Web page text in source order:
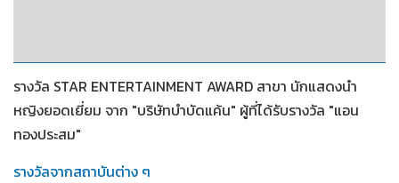
2552
รางวัล STAR ENTERTAINMENT AWARD สาขา นักแสดงนำ
หญิงยอดเยี่ยม จาก "บริษัทบำบัดแค้น" ผู้ที่ได้รับรางวัล "แอน
ทองประสม"
รางวัลจากสถาบันต่าง ๆ